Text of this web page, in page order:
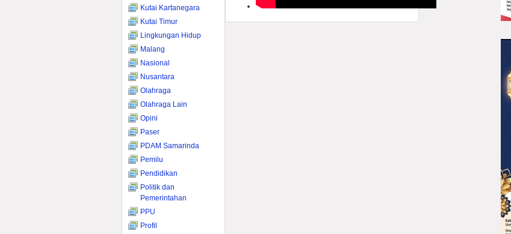
Kutai Kartanegara
Kutai Timur
Lingkungan Hidup
Malang
Nasional
Nusantara
Olahraga
Olahraga Lain
Opini
Paser
PDAM Samarinda
Pemilu
Pendidikan
Politik dan
Pemerintahan
PPU
Profil